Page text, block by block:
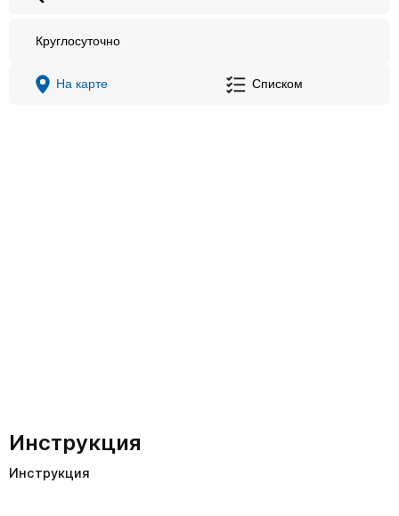
Круглосуточно
На карте Списком
Инструкция
Инструкция